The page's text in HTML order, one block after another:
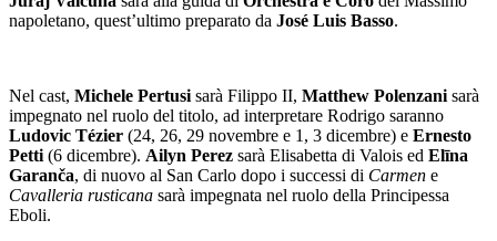
napoletano, quest’ultimo preparato da José Luis Basso.
Nel cast, Michele Pertusi sarà Filippo II, Matthew Polenzani sarà
impegnato nel ruolo del titolo, ad interpretare Rodrigo saranno
Ludovic Tézier (24, 26, 29 novembre e 1, 3 dicembre) e Ernesto
Petti (6 dicembre). Ailyn Perez sarà Elisabetta di Valois ed Elīna
Garanča, di nuovo al San Carlo dopo i successi di Carmen e
Cavalleria rusticana sarà impegnata nel ruolo della Principessa
Eboli.